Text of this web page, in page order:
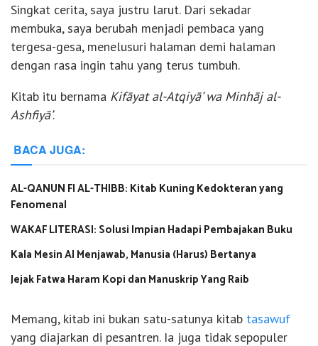
Singkat cerita, saya justru larut. Dari sekadar
membuka, saya berubah menjadi pembaca yang
tergesa-gesa, menelusuri halaman demi halaman
dengan rasa ingin tahu yang terus tumbuh.
Kitab itu bernama Kifāyat al-Atqiyā’ wa Minhāj al-
Ashfiyā’.
BACA JUGA:
AL-QANUN FI AL-THIBB: Kitab Kuning Kedokteran yang
Fenomenal
WAKAF LITERASI: Solusi Impian Hadapi Pembajakan Buku
Kala Mesin AI Menjawab, Manusia (Harus) Bertanya
Jejak Fatwa Haram Kopi dan Manuskrip Yang Raib
Memang, kitab ini bukan satu-satunya kitab tasawuf
yang diajarkan di pesantren. Ia juga tidak sepopuler